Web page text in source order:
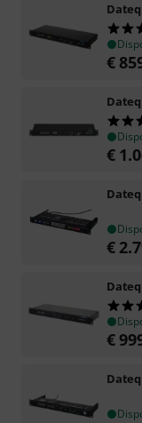
Dateq
€
Dateq
€
Dateq
€
Dateq
€
Dateq